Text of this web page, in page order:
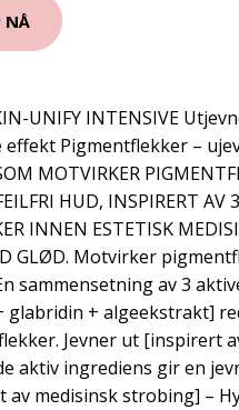
NÅ
UNIFY INTENSIVE
effekt Pigmentflekker –
MOTVIRKER
HUD, INSPIRERT AV
INNEN ESTETISK
GLØD. Motvirker
sammensetning av 3
glabridin + algeekstrakt]
Jevner ut [inspirert
aktiv ingrediens gir en
av medisinsk strobing] –